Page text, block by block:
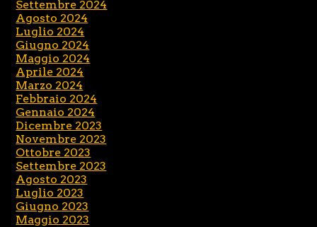
Settembre 2024
Agosto 2024
Luglio 2024
Giugno 2024
Maggio 2024
Aprile 2024
Marzo 2024
Febbraio 2024
Gennaio 2024
Dicembre 2023
Novembre 2023
Ottobre 2023
Settembre 2023
Agosto 2023
Luglio 2023
Giugno 2023
Maggio 2023